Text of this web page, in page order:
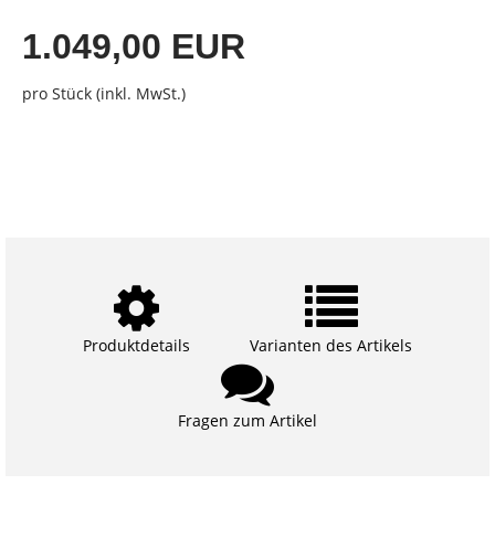
1.049,00 EUR
pro Stück (inkl. MwSt.)
Produktdetails Varianten des Artikels
Fragen zum Artikel